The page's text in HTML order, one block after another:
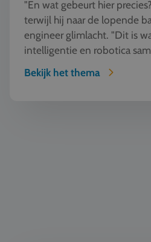
"En wat gebeurt hier
terwijl hij naar de lopende
engineer glimlacht. "Dit is
intelligentie en robotica
machine ziet, l...
Bekijk het thema